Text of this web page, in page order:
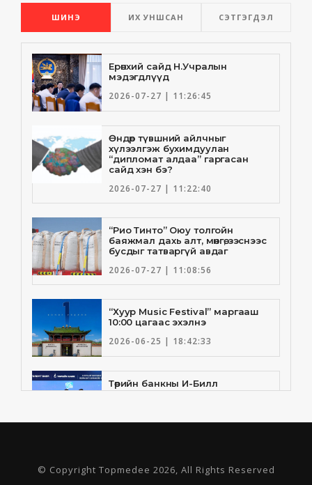
ШИНЭ ИХ УНШСАН СЭТГЭГДЭЛ
Ерөнхий сайд Н.Учралын
мэдэгдлүүд
2026-07-27 | 11:26:45
Өндөр түвшний айлчныг
хүлээлгэж бухимдуулан
“дипломат алдаа” гаргасан
сайд хэн бэ?
2026-07-27 | 11:22:40
“Рио Тинто” Оюу толгойн
баяжмал дахь алт, мөнгө, зэснээс
бусдыг татваргүй авдаг
2026-07-27 | 11:08:56
“Хуур Music Festival” маргааш
10:00 цагаас эхэлнэ
2026-06-25 | 18:42:33
Төрийн банкны И-Билл
үйлчилгээнд Голомт банк
2026-06-25 | 9:33:55
Төрийн банк, Санхүү Эдийн
Засгийн Их Сургууль хамтын
© Copyright Topmedee 2026, All Rights Reserved